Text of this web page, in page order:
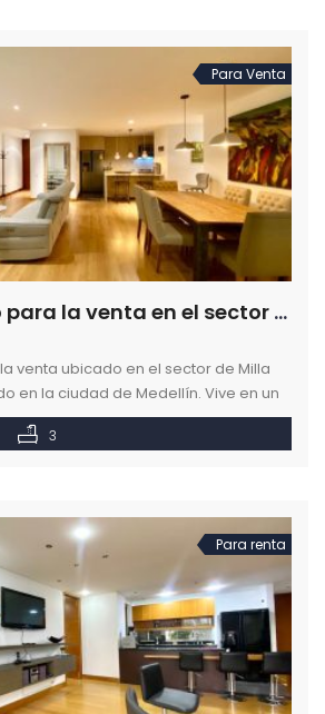
Para Venta
Apartamento para la venta en el sector de Milla de Oro en el Poblado en Medellín
venta ubicado en el sector de Milla
en la ciudad de Medellín. Vive en un
todas las comodidades.
3
Para renta